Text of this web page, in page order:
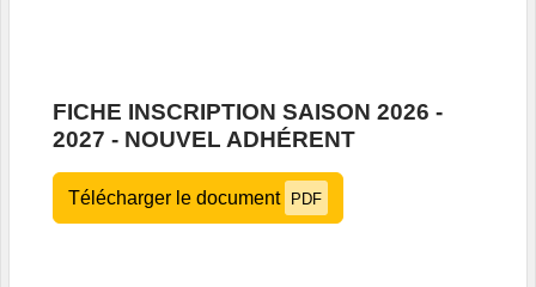
FICHE INSCRIPTION SAISON 2026 -
2027 - NOUVEL ADHÉRENT
Télécharger le document PDF